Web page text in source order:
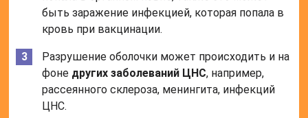
быть заражение инфекцией, которая попала в
кровь при вакцинации.
Разрушение оболочки может происходить и на
фоне других заболеваний ЦНС, например,
рассеянного склероза, менингита, инфекций
ЦНС.